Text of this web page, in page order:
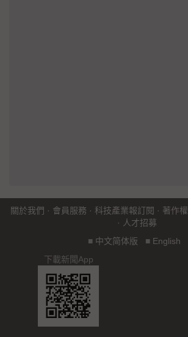
關於我們 · 會員服務 · 科技產業報訂閱 · 著作權
· 人才招募
■ 中文简体版 ■ English
下載新聞App